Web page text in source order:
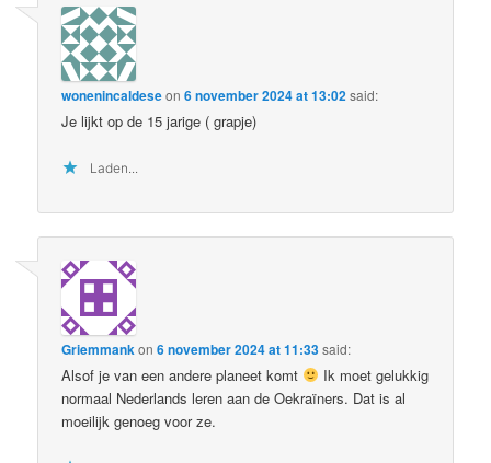
wonenincaldeseon6 november 2024 at 13:02said:
Je lijkt op de 15 jarige ( grapje)
Laden...
Griemmankon6 november 2024 at 11:33said:
Alsof je van een andere planeet komt
Ik moet gelukkig
normaal Nederlands leren aan de Oekraïners. Dat is al
moeilijk genoeg voor ze.